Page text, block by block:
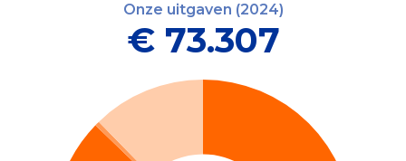
Onze uitgaven (2024)
€ 73.307